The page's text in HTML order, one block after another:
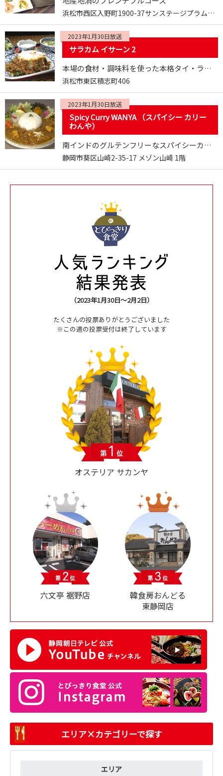
（2023年1月30日～2月2日）
たくさんの投票ありがとうございました
※この週の投票受付は終了しています
オステリア サカンヤ
六文亭 裾野店
韓食房おんどる
東静岡店
浜松市西区入野町1900-37サンステージプラム1階
2023年1月30日放送
サラカム イサーン 2
本場の食材・調味料を使った本格タイ・ラオス料理
浜松市東区積志町406
2023年1月30日放送
Spicy Curry WANYA （スパイシー カリー
わんや）
南インドのグルテンフリーなスパイシーカレー
静岡市葵区山崎2-35-17 メゾン山崎 1階
エリア×カテゴリーで探す
エリア